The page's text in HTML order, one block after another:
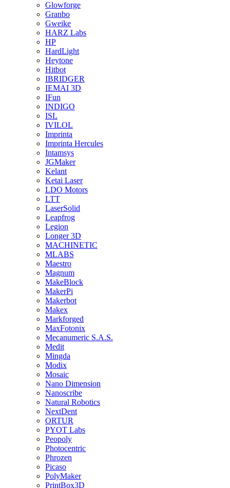
Glowforge
Granbo
Gweike
HARZ Labs
HP
HardLight
Heytone
Hitbot
IBRIDGER
IEMAI 3D
IFun
INDIGO
ISL
IVILOL
Imprinta
Imprinta Hercules
Intamsys
JGMaker
Kelant
Ketai Laser
LDO Motors
LTT
LaserSolid
Leapfrog
Legion
Longer 3D
MACHINETIC
MLABS
Maestro
Magnum
MakeBlock
MakerPi
Makerbot
Makex
Markforged
MaxFotonix
Mecanumeric S.A.S.
Medit
Mingda
Modix
Mosaic
Nano Dimension
Nanoscribe
Natural Robotics
NextDent
ORTUR
PYOT Labs
Peopoly
Photocentric
Phrozen
Picaso
PolyMaker
PrintBox3D